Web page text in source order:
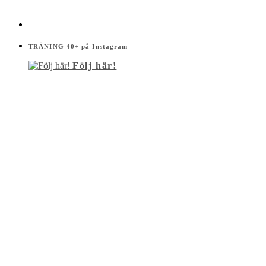
TRÄNING 40+ på Instagram
Följ här!